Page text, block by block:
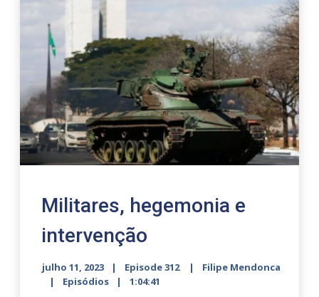
Militares, hegemonia e
intervenção
julho 11, 2023 Episode 312
Filipe Mendonca
Episódios
1:04:41